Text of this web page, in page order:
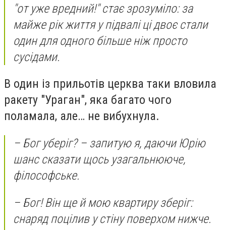
"от уже вредний!" стає зрозуміло: за
майже рік життя у підвалі ці двоє стали
один для одного більше ніж просто
сусідами.
В один із прильотів церква таки вловила
ракету "Ураган", яка багато чого
поламала, але… не вибухнула.
– Бог уберіг? – запитую я, даючи Юрію
шанс сказати щось узагальнююче,
філософське.
– Бог! Він ще й мою квартиру зберіг:
снаряд поцілив у стіну поверхом нижче.